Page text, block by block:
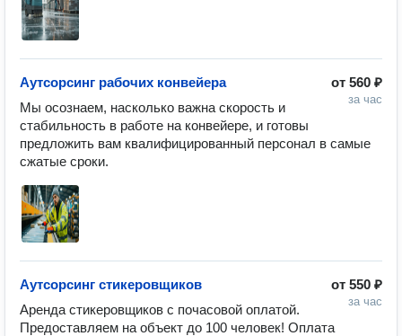
от 560 ₽
за час
Аутсорсинг рабочих конвейера
Мы осознаем, насколько важна скорость и
стабильность в работе на конвейере, и готовы
предложить вам квалифицированный персонал в самые
сжатые сроки.
от 550 ₽
за час
Аутсорсинг стикеровщиков
Аренда стикеровщиков с почасовой оплатой.
Предоставляем на объект до 100 человек! Оплата